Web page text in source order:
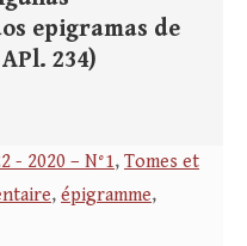
epigramas de
234)
- 2020 – N°1, Tomes et
, épigramme,